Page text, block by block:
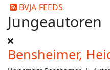
BVJA-FEEDS
Jungeautoren
Bensheimer,